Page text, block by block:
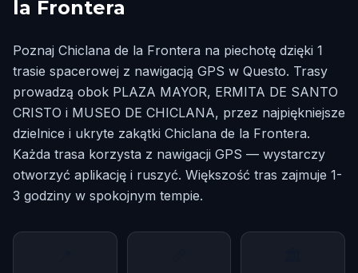
la Frontera
Poznaj Chiclana de la Frontera na piechotę dzięki 1
trasie spacerowej z nawigacją GPS w Questo. Trasy
prowadzą obok PLAZA MAYOR, ERMITA DE SANTO
CRISTO i MUSEO DE CHICLANA, przez najpiękniejsze
dzielnice i ukryte zakątki Chiclana de la Frontera.
Każda trasa korzysta z nawigacji GPS — wystarczy
otworzyć aplikację i ruszyć. Większość tras zajmuje 1-
3 godziny w spokojnym tempie.